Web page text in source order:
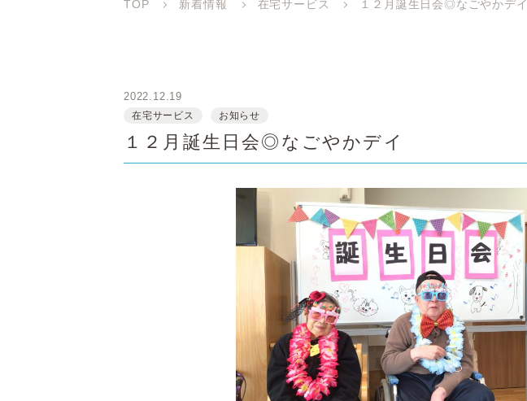
TOP 新着情報 在宅サービス １２月誕生日会◎なごやかデイ
2022.12.19
在宅サービス お知らせ
１２月誕生日会◎なごやかデイ